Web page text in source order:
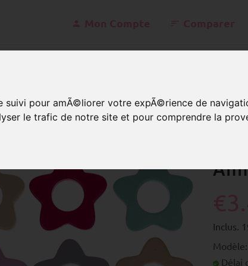
pour amÃ©liorer votre expÃ©rience de
le trafic de notre site et pour comprendre la
Inclus.
Délai